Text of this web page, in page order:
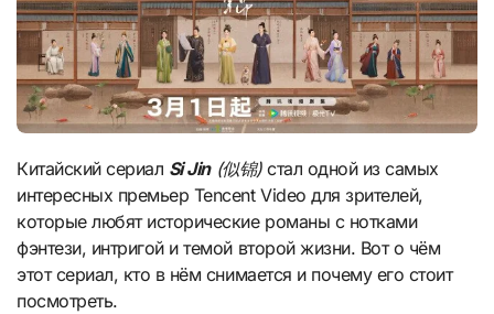
Китайский сериал Si Jin(似锦)стал одной из самых
интересных премьер Tencent Video для зрителей,
которые любят исторические романы с нотками
фэнтези, интригой и темой второй жизни. Вот о чём
этот сериал, кто в нём снимается и почему его стоит
посмотреть.